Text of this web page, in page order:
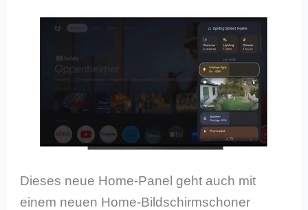
Dieses neue Home-Panel geht auch mit
einem neuen Home-Bildschirmschoner